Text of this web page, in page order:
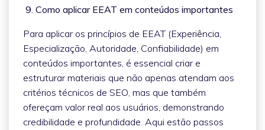
9. Como aplicar EEAT em conteúdos importantes
Para aplicar os princípios de EEAT (Experiência,
Especialização, Autoridade, Confiabilidade) em
conteúdos importantes, é essencial criar e
estruturar materiais que não apenas atendam aos
critérios técnicos de SEO, mas que também
ofereçam valor real aos usuários, demonstrando
credibilidade e profundidade. Aqui estão passos